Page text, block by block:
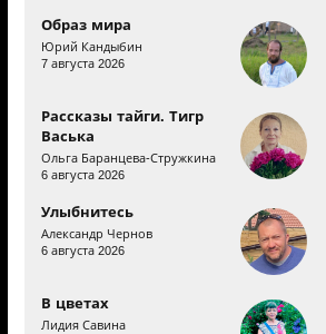
Образ мира
Юрий Кандыбин
7 августа 2026
Рассказы тайги. Тигр
Васька
Ольга Баранцева-Стружкина
6 августа 2026
Улыбнитесь
Александр Чернов
6 августа 2026
В цветах
Лидия Савина